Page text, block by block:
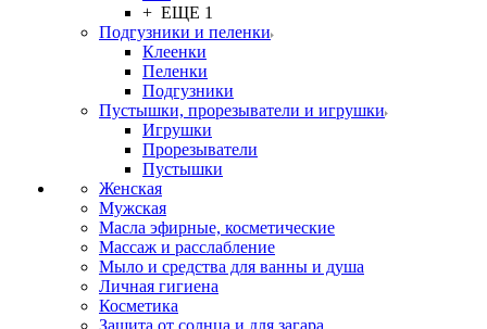
+ ЕЩЕ 1
Подгузники и пеленки
Клеенки
Пеленки
Подгузники
Пустышки, прорезыватели и игрушки
Игрушки
Прорезыватели
Пустышки
Женская
Мужская
Масла эфирные, косметические
Массаж и расслабление
Мыло и средства для ванны и душа
Личная гигиена
Косметика
Защита от солнца и для загара